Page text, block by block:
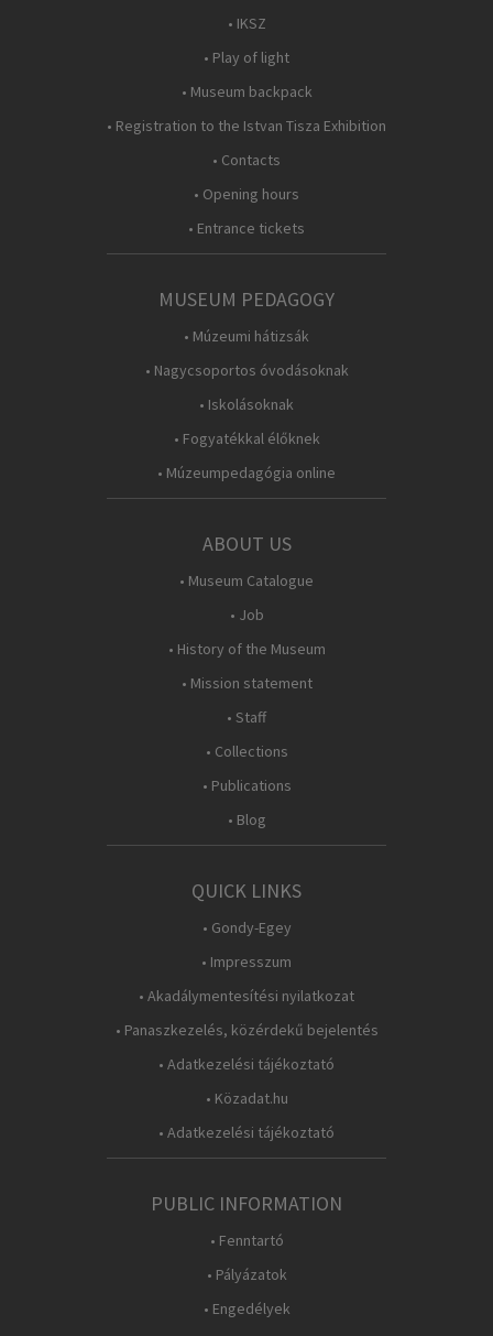
• IKSZ
• Play of light
• Museum backpack
• Registration to the Istvan Tisza Exhibition
• Contacts
• Opening hours
• Entrance tickets
MUSEUM PEDAGOGY
• Múzeumi hátizsák
• Nagycsoportos óvodásoknak
• Iskolásoknak
• Fogyatékkal élőknek
• Múzeumpedagógia online
ABOUT US
• Museum Catalogue
• Job
• History of the Museum
• Mission statement
• Staff
• Collections
• Publications
• Blog
QUICK LINKS
• Gondy-Egey
• Impresszum
• Akadálymentesítési nyilatkozat
• Panaszkezelés, közérdekű bejelentés
• Adatkezelési tájékoztató
• Közadat.hu
• Adatkezelési tájékoztató
PUBLIC INFORMATION
• Fenntartó
• Pályázatok
• Engedélyek